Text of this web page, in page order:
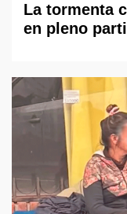
La tormenta
en pleno